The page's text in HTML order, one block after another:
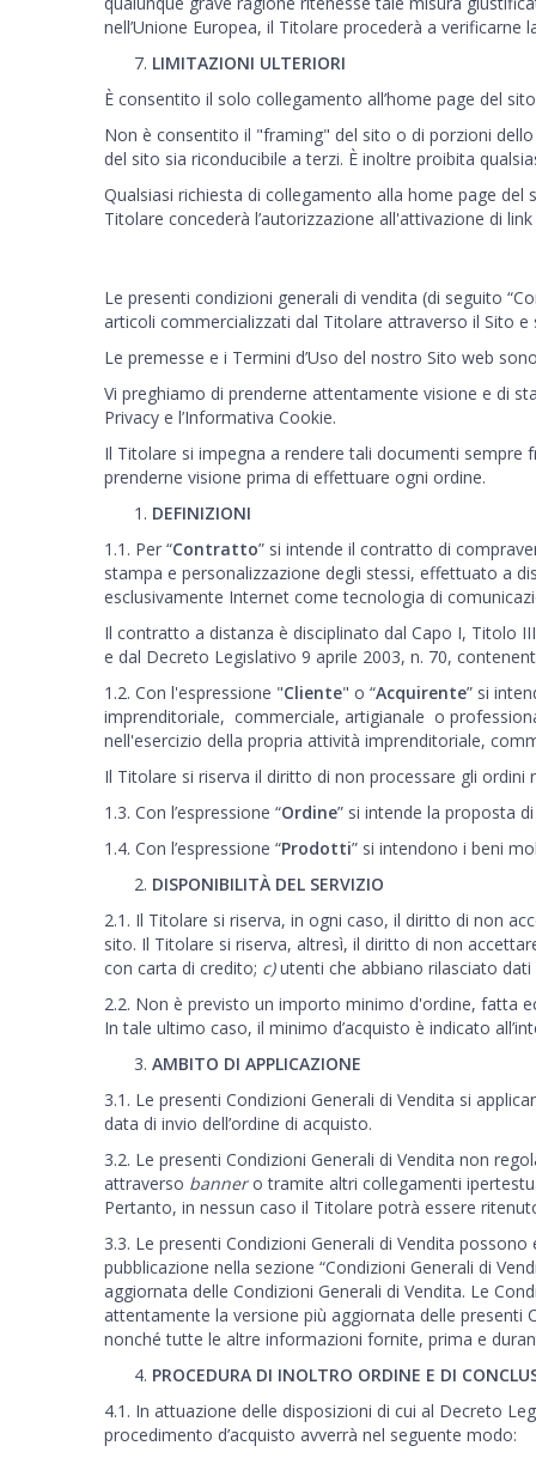
nell’Unione Europea, il Titolare procederà a verificarne
LIMITAZIONI ULTERIORI
È consentito il solo collegamento all’home page del
Non è consentito il "framing" del sito o di porzioni
del sito sia riconducibile a terzi. È inoltre proibita
Qualsiasi richiesta di collegamento alla home page
Titolare concederà l’autorizzazione all'attivazione di
Le presenti condizioni generali di vendita (di seguito
articoli commercializzati dal Titolare attraverso il Sito
Le premesse e i Termini d’Uso del nostro Sito web
Vi preghiamo di prenderne attentamente visione e di
Privacy e l’Informativa Cookie.
Il Titolare si impegna a rendere tali documenti sempre
prenderne visione prima di effettuare ogni ordine.
DEFINIZIONI
1.1. Per “Contratto” si intende il contratto di
stampa e personalizzazione degli stessi, effettuato a
esclusivamente Internet come tecnologia di
Il contratto a distanza è disciplinato dal Capo I, Titolo
e dal Decreto Legislativo 9 aprile 2003, n. 70,
1.2. Con l'espressione "Cliente" o “Acquirente” si
imprenditoriale, commerciale, artigianale o
nell'esercizio della propria attività imprenditoriale,
Il Titolare si riserva il diritto di non processare gli
1.3. Con l’espressione “Ordine” si intende la proposta
1.4. Con l’espressione “Prodotti” si intendono i beni
DISPONIBILITÀ DEL SERVIZIO
2.1. Il Titolare si riserva, in ogni caso, il diritto di non
sito. Il Titolare si riserva, altresì, il diritto di non
con carta di credito; c) utenti che abbiano rilasciato
2.2. Non è previsto un importo minimo d'ordine, fatta
In tale ultimo caso, il minimo d’acquisto è indicato
AMBITO DI APPLICAZIONE
3.1. Le presenti Condizioni Generali di Vendita si
data di invio dell’ordine di acquisto.
3.2. Le presenti Condizioni Generali di Vendita non
attraverso banner o tramite altri collegamenti
Pertanto, in nessun caso il Titolare potrà essere
3.3. Le presenti Condizioni Generali di Vendita
pubblicazione nella sezione “Condizioni Generali di
aggiornata delle Condizioni Generali di Vendita. Le
attentamente la versione più aggiornata delle presenti
nonché tutte le altre informazioni fornite, prima e
PROCEDURA DI INOLTRO ORDINE E DI
4.1. In attuazione delle disposizioni di cui al Decreto
procedimento d’acquisto avverrà nel seguente modo: